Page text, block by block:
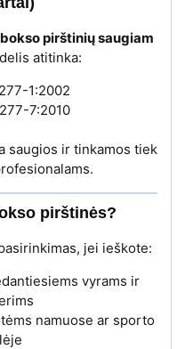
pirštinių saugiam
atitinka:
1:2002
7:2010
saugios ir tinkamos tiek
pirštinės?
jei ieškote:
vyrams ir
namuose ar sporto